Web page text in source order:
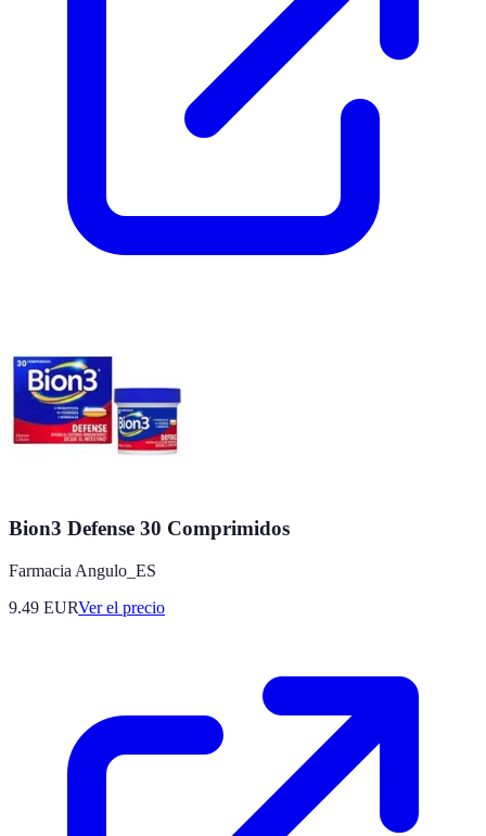
Bion3 Defense 30 Comprimidos
Farmacia Angulo_ES
9.49 EURVer el precio